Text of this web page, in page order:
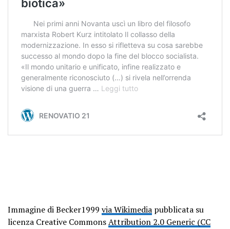
Immagine di Becker1999 via Wikimedia pubblicata su
licenza Creative CommonsAttribution 2.0 Generic (CC